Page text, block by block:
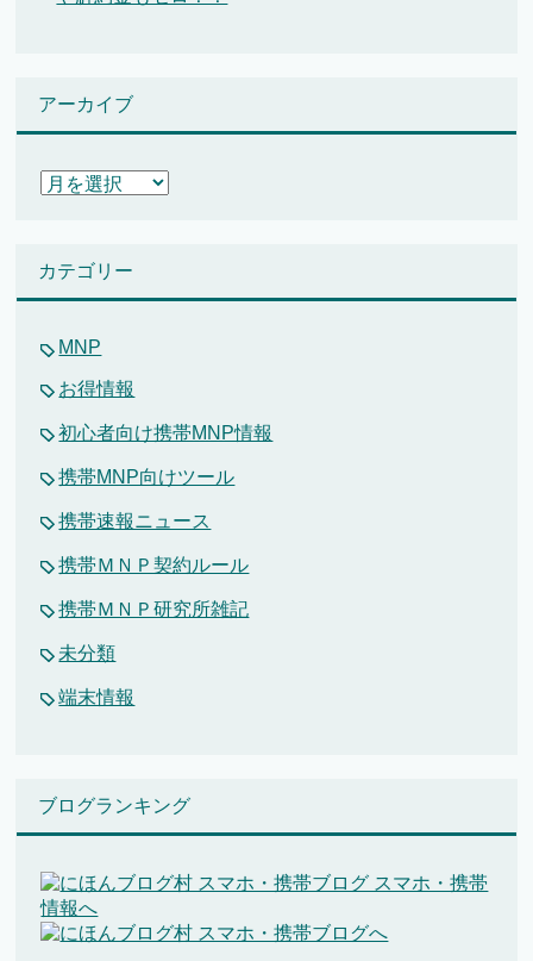
アーカイブ
ア
ブ
カテゴリー
MNP
お得情報
初心者向け携帯MNP情報
携帯MNP向けツール
携帯速報ニュース
携帯ＭＮＰ契約ルール
携帯ＭＮＰ研究所雑記
未分類
端末情報
ブログランキング